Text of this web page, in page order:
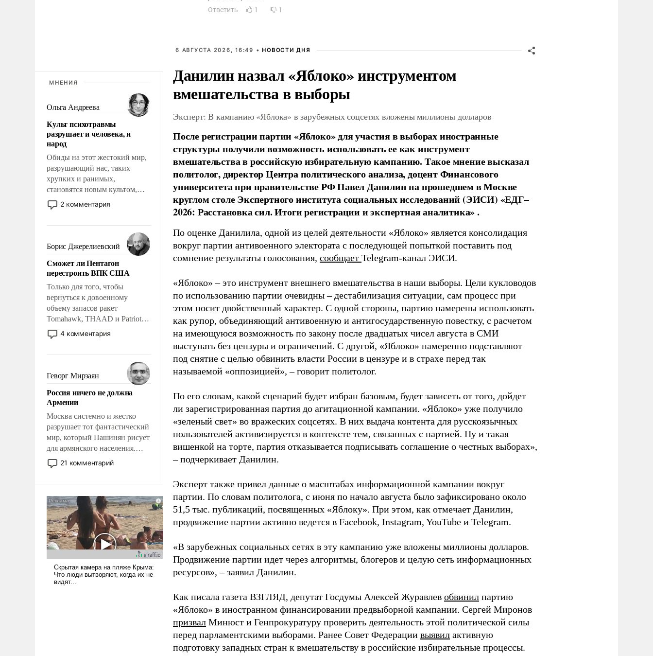
МНЕНИЯ
Ольга Андреева
Культ психотравмы
разрушает и человека, и
народ
Обиды на этот жестокий мир,
разрушающий нас, таких
хрупких и ранимых,
становятся новым культом,
постепенно вытесняя и
отменяя традиционное
мужественным и твердым под
ударами судьбы, брать на себя
ответственность, помогать
слабым, идти вперед и
адаптироваться.
2 комментария
Борис Джерелиевский
Сможет ли Пентагон
перестроить ВПК США
Только для того, чтобы
вернуться к довоенному
объему запасов ракет
Tomahawk, THAAD и Patriot
США потребуется более трех
лет. Даже небольшая война с
Сложившаяся ситуация
означает многолетний период
уязвимости США, например,
перед Китаем.
4 комментария
Геворг Мирзаян
Россия ничего не должна
Армении
Москва системно и жестко
разрушает тот фантастический
мир, который Пашинян рисует
для армянского населения.
Мир, где политические
прожекты будут безусловно
налогоплательщиков и где
Еревану за свои поступки не
нужно отвечать.
21 комментарий
Ответить
1 1
6 АВГУСТА 2026, 16:49 • НОВОСТИ ДНЯ
Данилин назвал «Яблоко» инструментом
вмешательства в выборы
Эксперт: В кампанию «Яблока» в зарубежных соцсетях вложены миллионы долларов
После регистрации партии «Яблоко» для участия в выборах иностранные
структуры получили возможность использовать ее как инструмент
вмешательства в российскую избирательную кампанию. Такое мнение высказал
политолог, директор Центра политического анализа, доцент Финансового
университета при правительстве РФ Павел Данилин на прошедшем в Москве
круглом столе Экспертного института социальных исследований (ЭИСИ) «ЕДГ–
2026: Расстановка сил. Итоги регистрации и экспертная аналитика» .
По оценке Данилила, одной из целей деятельности «Яблоко» является консолидация
вокруг партии антивоенного электората с последующей попыткой поставить под
сомнение результаты голосования, сообщает Telegram-канал ЭИСИ.
«Яблоко» – это инструмент внешнего вмешательства в наши выборы. Цели кукловодов
по использованию партии очевидны – дестабилизация ситуации, сам процесс при
этом носит двойственный характер. С одной стороны, партию намерены использовать
как рупор, объединяющий антивоенную и антигосударственную повестку, с расчетом
на имеющуюся возможность по закону после двадцатых чисел августа в СМИ
выступать без цензуры и ограничений. С другой, «Яблоко» намеренно подставляют
под снятие с целью обвинить власти России в цензуре и в страхе перед так
называемой «оппозицией», – говорит политолог.
По его словам, какой сценарий будет избран базовым, будет зависеть от того, дойдет
ли зарегистрированная партия до агитационной кампании. «Яблоко» уже получило
«зеленый свет» во вражеских соцсетях. В них выдача контента для русскоязычных
пользователей активизируется в контексте тем, связанных с партией. Ну и такая
вишенкой на торте, партия отказывается подписывать соглашение о честных выборах»,
– подчеркивает Данилин.
Эксперт также привел данные о масштабах информационной кампании вокруг
партии. По словам политолога, с июня по начало августа было зафиксировано около
51,5 тыс. публикаций, посвященных «Яблоку». При этом, как отмечает Данилин,
продвижение партии активно ведется в Facebook, Instagram, YouTube и Telegram.
«В зарубежных социальных сетях в эту кампанию уже вложены миллионы долларов.
Продвижение партии идет через алгоритмы, блогеров и целую сеть информационных
ресурсов», – заявил Данилин.
Как писала газета ВЗГЛЯД, депутат Госдумы Алексей Журавлев обвинил партию
«Яблоко» в иностранном финансировании предвыборной кампании. Сергей Миронов
призвал Минюст и Генпрокуратуру проверить деятельность этой политической силы
перед парламентскими выборами. Ранее Совет Федерации выявил активную
подготовку западных стран к вмешательству в российские избирательные процессы.